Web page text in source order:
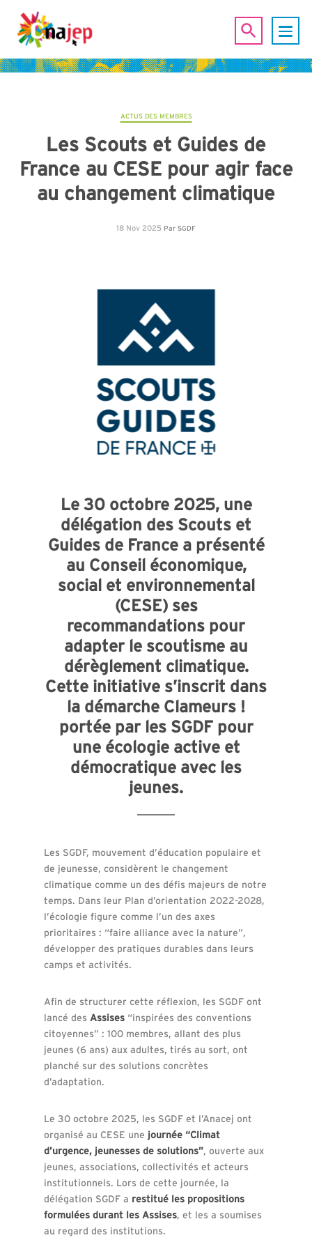
ACTUS DES MEMBRES
Les Scouts et Guides de
France au CESE pour agir face
au changement climatique
18 Nov 2025 Par SGDF
Le 30 octobre 2025, une
délégation des Scouts et
Guides de France a présenté
au Conseil économique,
social et environnemental
(CESE) ses
recommandations pour
adapter le scoutisme au
dérèglement climatique.
Cette initiative s’inscrit dans
la démarche Clameurs !
portée par les SGDF pour
une écologie active et
démocratique avec les
jeunes.
Les SGDF, mouvement d’éducation populaire et
de jeunesse, considèrent le changement
climatique comme un des défis majeurs de notre
temps. Dans leur Plan d’orientation 2022-2028,
l’écologie figure comme l’un des axes
prioritaires : “faire alliance avec la nature”,
développer des pratiques durables dans leurs
camps et activités.
Afin de structurer cette réflexion, les SGDF ont
lancé des Assises“inspirées des conventions
citoyennes” : 100 membres, allant des plus
jeunes (6 ans) aux adultes, tirés au sort, ont
planché sur des solutions concrètes
d’adaptation.
Le 30 octobre 2025, les SGDF et l’Anacej ont
organisé au CESE une journée “Climat
d’urgence, jeunesses de solutions”, ouverte aux
jeunes, associations, collectivités et acteurs
institutionnels. Lors de cette journée, la
délégation SGDF a restitué les propositions
formulées durant les Assises, et les a soumises
au regard des institutions.